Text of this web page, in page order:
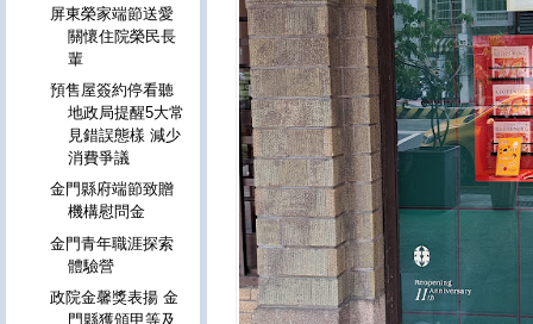
屏東榮家端節送愛
關懷住院榮民長
輩
預售屋簽約停看聽
地政局提醒5大常
見錯誤態樣 減少
消費爭議
金門縣府端節致贈
機構慰問金
金門青年職涯探索
體驗營
政院金馨獎表揚 金
門縣獲頒甲等及